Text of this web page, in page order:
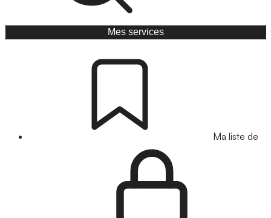
Mes services
Ma liste de